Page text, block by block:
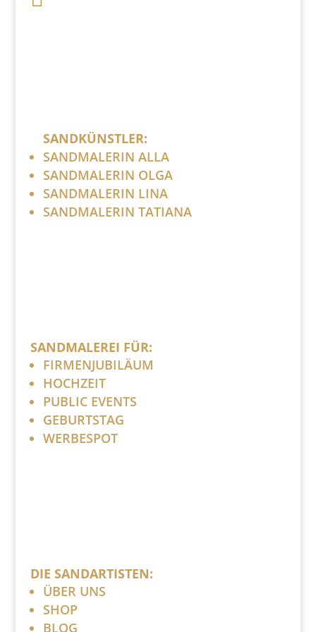
SANDKÜNSTLER:
SANDMALERIN ALLA
SANDMALERIN OLGA
SANDMALERIN LINA
SANDMALERIN TATIANA
SANDMALEREI FÜR:
FIRMENJUBILÄUM
HOCHZEIT
PUBLIC EVENTS
GEBURTSTAG
WERBESPOT
DIE SANDARTISTEN:
ÜBER UNS
SHOP
BLOG